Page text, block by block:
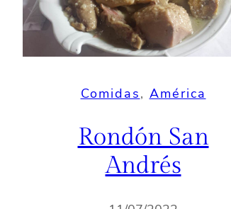
Comidas, América
Rondón San
Andrés